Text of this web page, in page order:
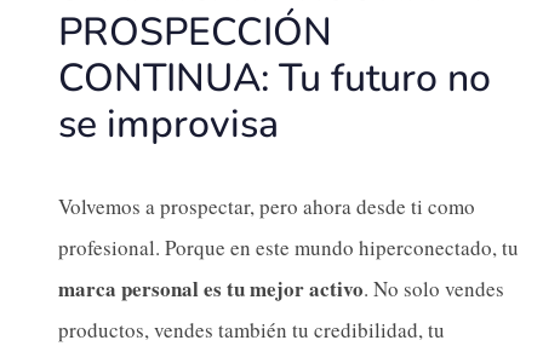
PROSPECCIÓN
CONTINUA: Tu futuro no
se improvisa
Volvemos a prospectar, pero ahora desde ti como
profesional. Porque en este mundo hiperconectado, tu
marca personal es tu mejor activo. No solo vendes
productos, vendes también tu credibilidad, tu